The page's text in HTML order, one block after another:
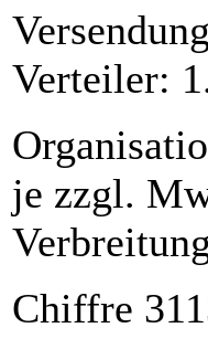
Verteiler:
je zzgl.
Chiffre